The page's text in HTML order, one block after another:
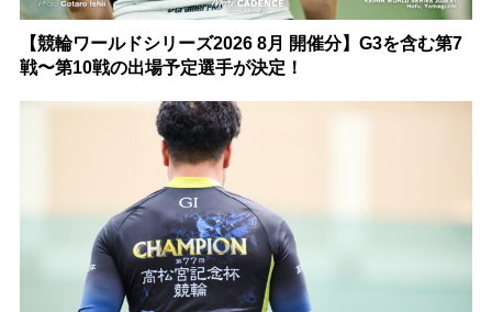
【競輪ワールドシリーズ2026 8月 開催分】G3を含む第7
戦〜第10戦の出場予定選手が決定！